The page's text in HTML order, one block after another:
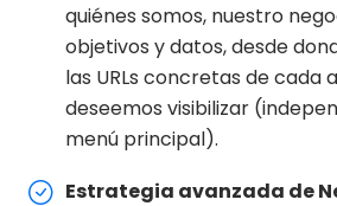
quiénes somos, nuestro
objetivos y datos, desde
las URLs concretas de cada
deseemos visibilizar
menú principal).
Estrategia avanzada de